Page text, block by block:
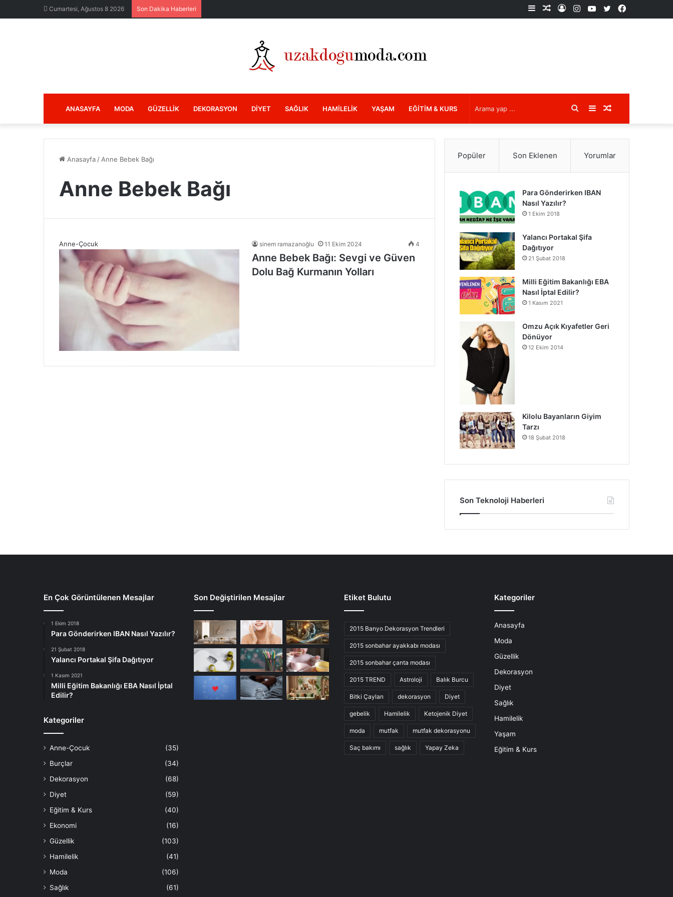
Cumartesi, Ağustos 8 2026 Son Dakika Haberleri Facebook
X
YouTube
Instagram
Kayıt
Rastgele
Kenar
ANASAYFA MODA GÜZELLIK DEKORASYON DIYET SAĞLIK HAMILELIK YAŞAM EĞITIM & KURS Rastgele
Makale
Kenar
Bölmesi
Arama
yap
Anasayfa / Anne Bebek Bağı
Anne Bebek Bağı
Anne-Çocuk sinem ramazanoğlu 11 Ekim 2024 4
Anne Bebek Bağı: Sevgi ve Güven
Dolu Bağ Kurmanın Yolları
Popüler Son Eklenen Yorumlar
Para Gönderirken IBAN
Nasıl Yazılır?
1 Ekim 2018
Yalancı Portakal Şifa
Dağıtıyor
21 Şubat 2018
Milli Eğitim Bakanlığı EBA
Nasıl İptal Edilir?
1 Kasım 2021
Omzu Açık Kıyafetler Geri
Dönüyor
12 Ekim 2014
Kilolu Bayanların Giyim
Tarzı
18 Şubat 2018
Son Teknoloji Haberleri
En Çok Görüntülenen Mesajlar
1 Ekim 2018
Para Gönderirken IBAN Nasıl Yazılır?
21 Şubat 2018
Yalancı Portakal Şifa Dağıtıyor
1 Kasım 2021
Milli Eğitim Bakanlığı EBA Nasıl İptal
Edilir?
Kategoriler
Anne-Çocuk
(35)
Burçlar
(34)
Dekorasyon
(68)
Diyet
(59)
Eğitim & Kurs
(40)
Ekonomi
(16)
Güzellik
(103)
Hamilelik
(41)
Moda
(106)
Sağlık
(61)
Son Değiştirilen Mesajlar Etiket Bulutu
2015 Banyo Dekorasyon Trendleri
2015 sonbahar ayakkabı modası
2015 sonbahar çanta modası
2015 TREND Astroloji Balık Burcu
Bitki Çayları dekorasyon Diyet
gebelik Hamilelik Ketojenik Diyet
moda mutfak mutfak dekorasyonu
Saç bakımı sağlık Yapay Zeka
Kategoriler
Anasayfa
Moda
Güzellik
Dekorasyon
Diyet
Sağlık
Hamilelik
Yaşam
Eğitim & Kurs